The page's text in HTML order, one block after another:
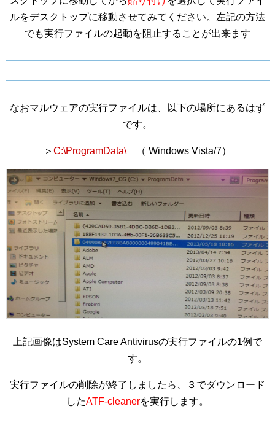
ルをデスクトップに移動させてみてください。左記の方法
でも実行ファイルの起動を阻止することが出来ます
なおマルウェアの実行ファイルは、以下の場所にあるはず
です。
＞ C:\ProgramData\ （ Windows Vista/7）
上記画像はSystem Care Antivirusの実行ファイルの1例で
す。
実行ファイルの削除が終了しましたら、３でダウンロード
したATF-cleanerを実行します。